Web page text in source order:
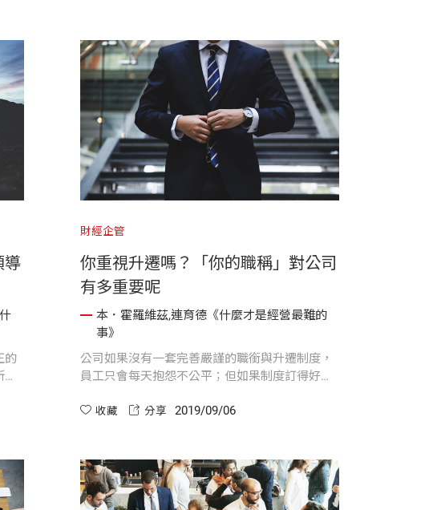
導
的
財經企管
你重視升遷嗎？「你的職稱」對公司
有多重要呢
本．霍羅維茲,連育德《什麼才是經營最難的
事》
公司如果沒有一套完善嚴謹的職銜與升遷制度，
員工只會每天抱怨不公平；但如果制度訂得好，
到「本月最佳員工」的頭銜。
收藏 分享 2019/09/06